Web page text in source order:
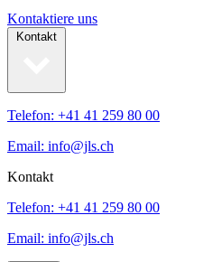
Kontaktiere uns
Kontakt
Telefon: +41 41 259 80 00
Email: info@jls.ch
Kontakt
Telefon: +41 41 259 80 00
Email: info@jls.ch